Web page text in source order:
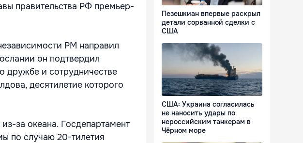
правительства РФ премьер-
РМ направил
он подтвердил
дружбе и сотрудничестве
десятилетие которого
за океана. Госдепартамент
по случаю 20-тилетия
Пезешкиан впервые раскрыл
детали сорванной сделки с
США
США: Украина согласилась
не наносить удары по
нероссийским танкерам в
Чёрном море